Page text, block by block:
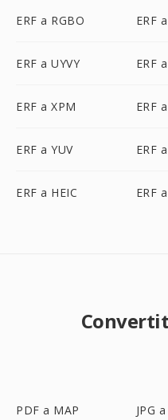
ERF a RGBO ERF
ERF a UYVY ERF
ERF a XPM ERF
ERF a YUV ERF
ERF a HEIC ERF
PDF a MAP JPG